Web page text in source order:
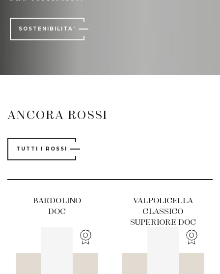
SOSTENIBILITA'
ANCORA ROSSI
TUTTI I ROSSI
BARDOLINO
DOC
VALPOLICELLA
CLASSICO
SUPERIORE DOC